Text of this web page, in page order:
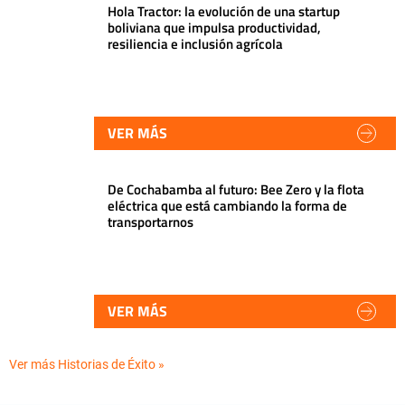
Hola Tractor: la evolución de una startup
boliviana que impulsa productividad,
resiliencia e inclusión agrícola
VER MÁS
De Cochabamba al futuro: Bee Zero y la flota
eléctrica que está cambiando la forma de
transportarnos
VER MÁS
Ver más Historias de Éxito »